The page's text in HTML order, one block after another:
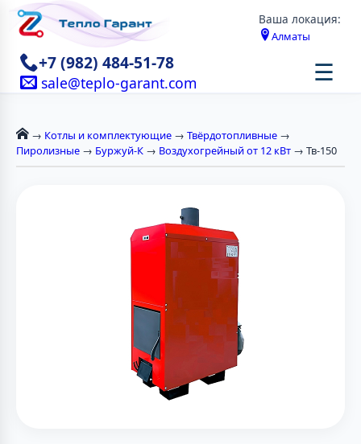
Ваша локация:
Алматы
+7 (982) 484-51-78
sale@teplo-garant.com ☰
→ Котлы и комплектующие → Твёрдотопливные →
Пиролизные → Буржуй-К → Воздухогрейный от 12 кВт → Тв-150